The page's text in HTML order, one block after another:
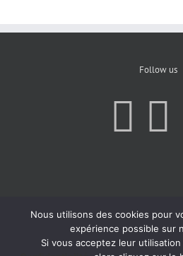
Follow us
Nous utilisons des cookies pour
expérience possible sur
Si vous acceptez leur